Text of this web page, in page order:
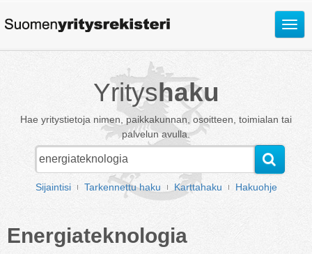
Avaa
Yrityshaku
Hae yritystietoja nimen, paikkakunnan, osoitteen, toimialan tai
palvelun avulla.
Sijaintisi Tarkennettu haku Karttahaku Hakuohje
Energiateknologia